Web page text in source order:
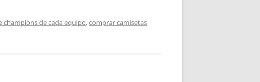
champions de cada equipo,comprar camisetas